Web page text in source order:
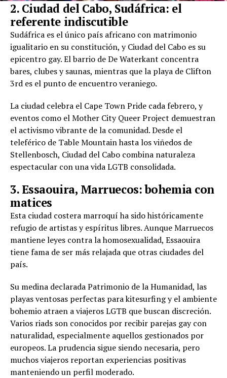
2. Ciudad del Cabo, Sudáfrica: el
referente indiscutible
Sudáfrica es el único país africano con matrimonio
igualitario en su constitución, y Ciudad del Cabo es su
epicentro gay. El barrio de De Waterkant concentra
bares, clubes y saunas, mientras que la playa de Clifton
3rd es el punto de encuentro veraniego.
La ciudad celebra el Cape Town Pride cada febrero, y
eventos como el Mother City Queer Project demuestran
el activismo vibrante de la comunidad. Desde el
teleférico de Table Mountain hasta los viñedos de
Stellenbosch, Ciudad del Cabo combina naturaleza
espectacular con una vida LGTB consolidada.
3. Essaouira, Marruecos: bohemia con
matices
Esta ciudad costera marroquí ha sido históricamente
refugio de artistas y espíritus libres. Aunque Marruecos
mantiene leyes contra la homosexualidad, Essaouira
tiene fama de ser más relajada que otras ciudades del
país.
Su medina declarada Patrimonio de la Humanidad, las
playas ventosas perfectas para kitesurfing y el ambiente
bohemio atraen a viajeros LGTB que buscan discreción.
Varios riads son conocidos por recibir parejas gay con
naturalidad, especialmente aquellos gestionados por
europeos. La prudencia sigue siendo necesaria, pero
muchos viajeros reportan experiencias positivas
manteniendo un perfil moderado.